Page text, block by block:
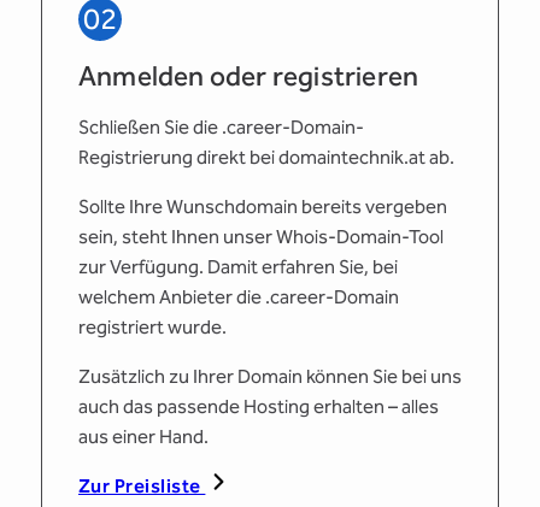
02
Anmelden oder registrieren
Schließen Sie die .career-Domain-
Registrierung direkt bei domaintechnik.at ab.
Sollte Ihre Wunschdomain bereits vergeben
sein, steht Ihnen unser Whois-Domain-Tool
zur Verfügung. Damit erfahren Sie, bei
welchem Anbieter die .career-Domain
registriert wurde.
Zusätzlich zu Ihrer Domain können Sie bei uns
auch das passende Hosting erhalten – alles
aus einer Hand.
Zur Preisliste